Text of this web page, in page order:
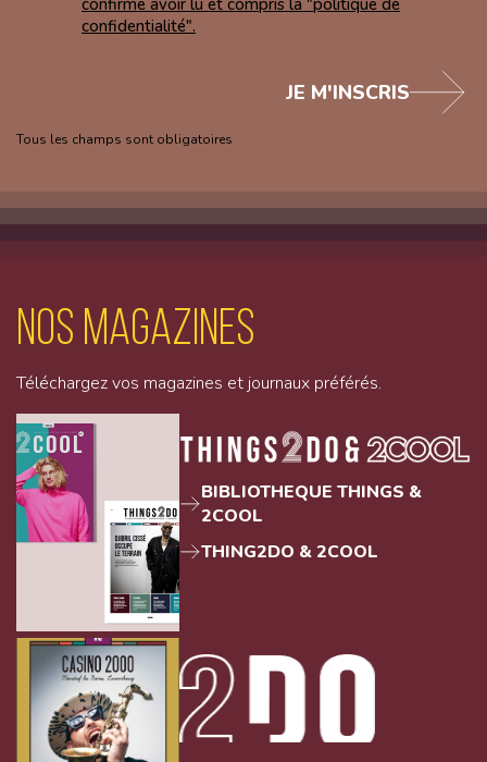
confirme avoir lu et compris la "politique de
confidentialité".
Tous les champs sont obligatoires
JE M'INSCRIS
Nos magazines
Téléchargez vos magazines et journaux préférés.
BIBLIOTHEQUE THINGS &
2COOL
THING2DO & 2COOL